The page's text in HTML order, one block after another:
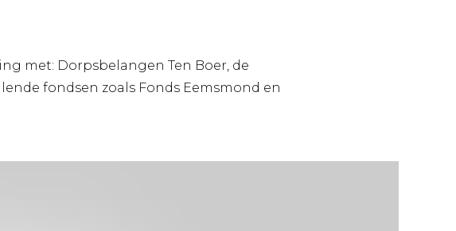
met: Dorpsbelangen Ten Boer, de
fondsen zoals Fonds Eemsmond en